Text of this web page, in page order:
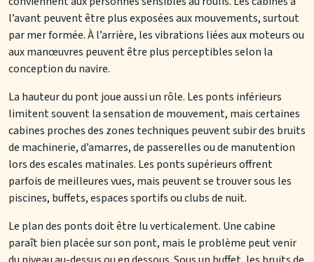
l’avant peuvent être plus exposées aux mouvements, surtout
par mer formée. À l’arrière, les vibrations liées aux moteurs ou
aux manœuvres peuvent être plus perceptibles selon la
conception du navire.
La hauteur du pont joue aussi un rôle. Les ponts inférieurs
limitent souvent la sensation de mouvement, mais certaines
cabines proches des zones techniques peuvent subir des bruits
de machinerie, d’amarres, de passerelles ou de manutention
lors des escales matinales. Les ponts supérieurs offrent
parfois de meilleures vues, mais peuvent se trouver sous les
piscines, buffets, espaces sportifs ou clubs de nuit.
Le plan des ponts doit être lu verticalement. Une cabine
paraît bien placée sur son pont, mais le problème peut venir